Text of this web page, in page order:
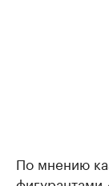
По мнению